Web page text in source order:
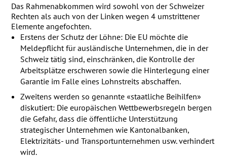
Das Rahmenabkommen wird sowohl von der Schweizer
Rechten als auch von der Linken wegen 4 umstrittener
Elemente angefochten.
Erstens der Schutz der Löhne: Die EU möchte die
Meldepflicht für ausländische Unternehmen, die in der
Schweiz tätig sind, einschränken, die Kontrolle der
Arbeitsplätze erschweren sowie die Hinterlegung einer
Garantie im Falle eines Lohnstreits abschaffen.
Zweitens werden so genannte «staatliche Beihilfen»
diskutiert: Die europäischen Wettbewerbsregeln bergen
die Gefahr, dass die öffentliche Unterstützung
strategischer Unternehmen wie Kantonalbanken,
Elektrizitäts- und Transportunternehmen usw. verhindert
wird.